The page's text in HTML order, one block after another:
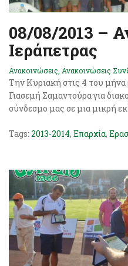
08/08/2013 –
Ιεράπετρας
Ανακοινώσεις Ανακοινώσεις
Την Κυριακή στις 4 του
Γιασεμή Σαμαντούρα για
σύνδεσμο μας σε μια μικρή
Tags: 2013-2014, Επαρχία,